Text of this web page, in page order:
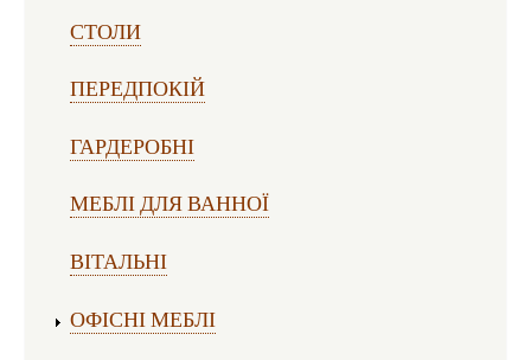
СТОЛИ
ПЕРЕДПОКІЙ
ГАРДЕРОБНІ
МЕБЛІ ДЛЯ ВАННОЇ
ВІТАЛЬНІ
ОФІСНІ МЕБЛІ